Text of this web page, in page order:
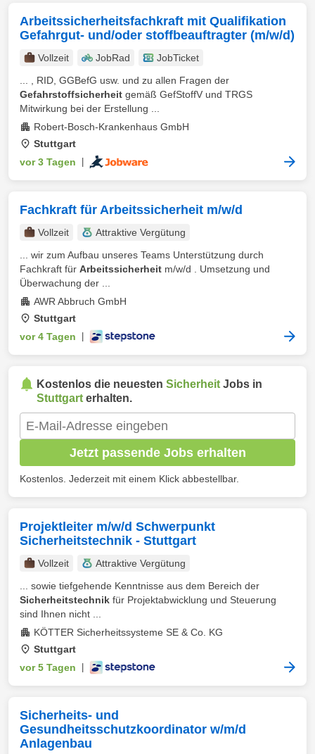
Arbeitssicherheitsfachkraft mit Qualifikation
Gefahrgut- und/oder stoffbeauftragter (m/w/d)
Vollzeit JobRad
JobTicket
... , RID, GGBefG usw. und zu allen Fragen der
Gefahrstoffsicherheit gemäß GefStoffV und TRGS
Mitwirkung bei der Erstellung ...
Robert-Bosch-Krankenhaus GmbH
Stuttgart
vor 3 Tagen
Fachkraft für Arbeitssicherheit m/w/d
Vollzeit
Attraktive Vergütung
... wir zum Aufbau unseres Teams Unterstützung durch
Fachkraft für Arbeitssicherheit m/w/d . Umsetzung und
Überwachung der ...
AWR Abbruch GmbH
Stuttgart
vor 4 Tagen
Kostenlos die neuesten Sicherheit Jobs in
Stuttgart erhalten.
Jetzt passende Jobs erhalten
Kostenlos. Jederzeit mit einem Klick abbestellbar.
Projektleiter m/w/d Schwerpunkt
Sicherheitstechnik - Stuttgart
Vollzeit
Attraktive Vergütung
... sowie tiefgehende Kenntnisse aus dem Bereich der
Sicherheitstechnik für Projektabwicklung und Steuerung
sind Ihnen nicht ...
KÖTTER Sicherheitssysteme SE & Co. KG
Stuttgart
vor 5 Tagen
Sicherheits- und
Gesundheitsschutzkoordinator w/m/d
Anlagenbau